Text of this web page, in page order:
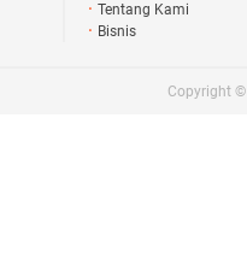
Tentang Kami
Bisnis
Copyright ©